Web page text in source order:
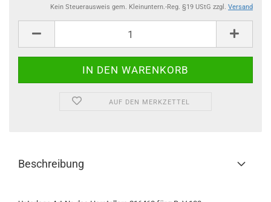
Kein Steuerausweis gem. Kleinuntern.-Reg. §19 UStG zzgl. Versand
AUF DEN MERKZETTEL
Beschreibung